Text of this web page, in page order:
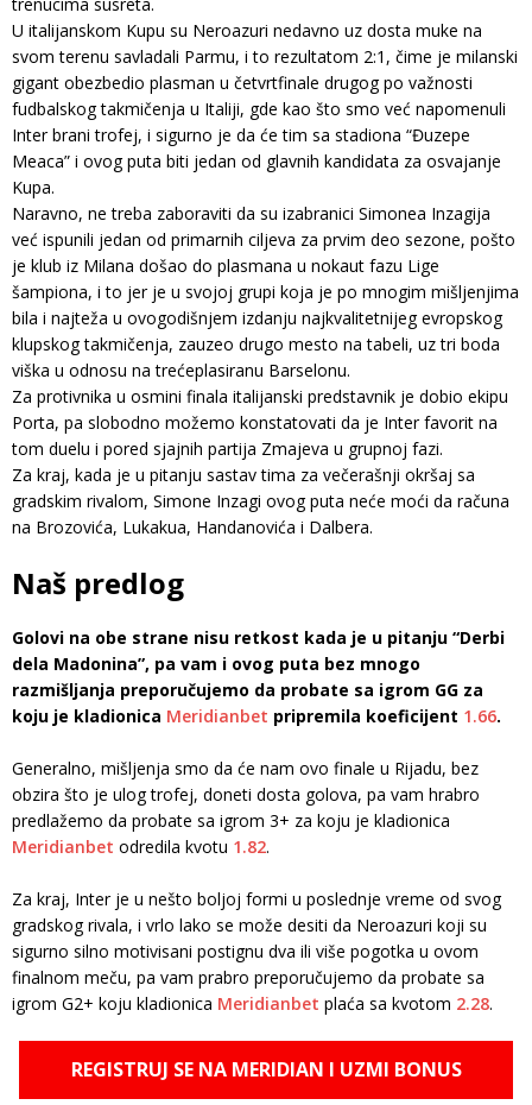
trenucima susreta.
U italijanskom Kupu su Neroazuri nedavno uz dosta muke na
svom terenu savladali Parmu, i to rezultatom 2:1, čime je milanski
gigant obezbedio plasman u četvrtfinale drugog po važnosti
fudbalskog takmičenja u Italiji, gde kao što smo već napomenuli
Inter brani trofej, i sigurno je da će tim sa stadiona “Đuzepe
Meaca” i ovog puta biti jedan od glavnih kandidata za osvajanje
Kupa.
Naravno, ne treba zaboraviti da su izabranici Simonea Inzagija
već ispunili jedan od primarnih ciljeva za prvim deo sezone, pošto
je klub iz Milana došao do plasmana u nokaut fazu Lige
šampiona, i to jer je u svojoj grupi koja je po mnogim mišljenjima
bila i najteža u ovogodišnjem izdanju najkvalitetnijeg evropskog
klupskog takmičenja, zauzeo drugo mesto na tabeli, uz tri boda
viška u odnosu na trećeplasiranu Barselonu.
Za protivnika u osmini finala italijanski predstavnik je dobio ekipu
Porta, pa slobodno možemo konstatovati da je Inter favorit na
tom duelu i pored sjajnih partija Zmajeva u grupnoj fazi.
Za kraj, kada je u pitanju sastav tima za večerašnji okršaj sa
gradskim rivalom, Simone Inzagi ovog puta neće moći da računa
na Brozovića, Lukakua, Handanovića i Dalbera.
Naš predlog
Golovi na obe strane nisu retkost kada je u pitanju “Derbi
dela Madonina”, pa vam i ovog puta bez mnogo
razmišljanja preporučujemo da probate sa igrom GG za
koju je kladionica Meridianbet pripremila koeficijent 1.66.
Generalno, mišljenja smo da će nam ovo finale u Rijadu, bez
obzira što je ulog trofej, doneti dosta golova, pa vam hrabro
predlažemo da probate sa igrom 3+ za koju je kladionica
Meridianbet odredila kvotu 1.82.
Za kraj, Inter je u nešto boljoj formi u poslednje vreme od svog
gradskog rivala, i vrlo lako se može desiti da Neroazuri koji su
sigurno silno motivisani postignu dva ili više pogotka u ovom
finalnom meču, pa vam prabro preporučujemo da probate sa
igrom G2+ koju kladionica Meridianbet plaća sa kvotom 2.28.
REGISTRUJ SE NA MERIDIAN I UZMI BONUS